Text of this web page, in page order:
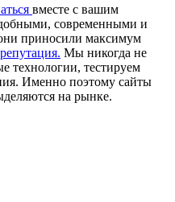
вместе с вашим
современными и
приносили максимум
репутация. Мы никогда не
технологии, тестируем
Именно поэтому сайты
на рынке.